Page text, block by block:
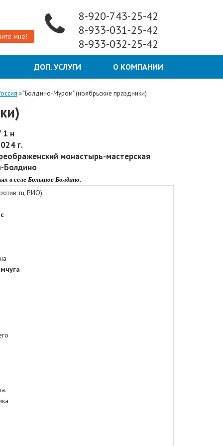
мне!
8-920-743-25-42
8-933-031-25-42
8-933-032-25-42
ДОП. УСЛУГИ О КОМПАНИИ
»"Болдино-Муром" (ноябрьские праздники)
1 н
г.
монастырь-мастерская
Болдино
в селе Большое Болдино.
тц РИО)